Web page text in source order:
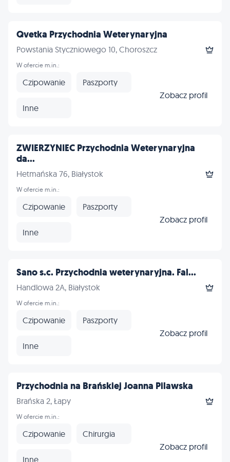
Qvetka Przychodnia Weterynaryjna
Powstania Styczniowego 10, Choroszcz
W ofercie m.in.:
Czipowanie Paszporty
Inne
Zobacz profil
ZWIERZYNIEC Przychodnia Weterynaryjna
da...
Hetmańska 76, Białystok
W ofercie m.in.:
Czipowanie Paszporty
Inne
Zobacz profil
Sano s.c. Przychodnia weterynaryjna. Fal...
Handlowa 2A, Białystok
W ofercie m.in.:
Czipowanie Paszporty
Inne
Zobacz profil
Przychodnia na Brańskiej Joanna Pilawska
Brańska 2, Łapy
W ofercie m.in.:
Czipowanie Chirurgia
Inne
Zobacz profil